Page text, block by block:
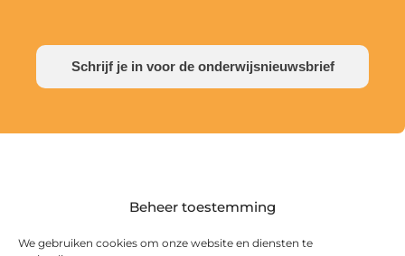
Beheer toestemming
We gebruiken cookies om onze website en diensten te
Schrijf je in voor de onderwijsnieuwsbrief